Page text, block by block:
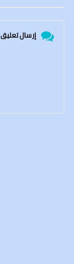
إرسال تعليق